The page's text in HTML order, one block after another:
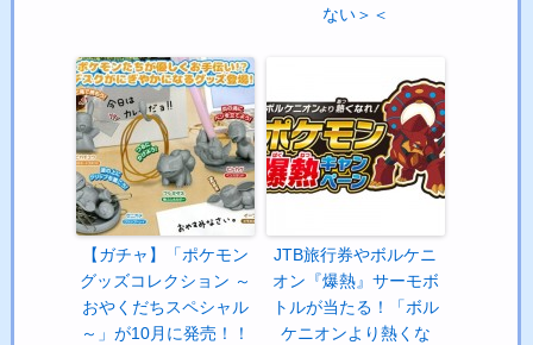
ない＞＜
【ガチャ】「ポケモン
グッズコレクション ～
おやくだちスペシャル
～」が10月に発売！！
JTB旅行券やボルケニ
オン『爆熱』サーモボ
トルが当たる！「ボル
ケニオンより熱くな